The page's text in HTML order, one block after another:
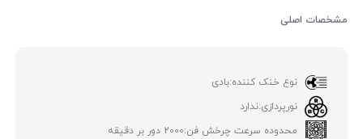
مشخصات اصلی
نوع خنک کننده:بادی
نورپردازی:ندارد
محدوده سرعت چرخش فن:2000 دور بر دقیقه